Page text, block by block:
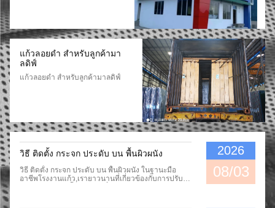
แก้วลอยดํา สําหรับลูกค้ามา
ลดิฟ์
แก้วลอยดํา สําหรับลูกค้ามาลดิฟ์
วิธี ติดตั้ง กระจก ประดับ บน พื้นผิวผนัง
วิธี ติดตั้ง กระจก ประดับ บน พื้นผิวผนัง ในฐานะมือ
อาชีพโรงงานแก้ว,เรายาวนานที่เกี่ยวข้องกับการปรับ
2026
08/03